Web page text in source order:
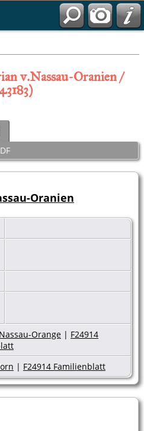
v.Nassau-Oranien /
Oranien
Orange | F24914
| F24914 Familienblatt